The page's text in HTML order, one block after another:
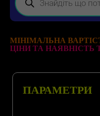
МІНІМАЛЬНА
ЦІНИ ТА НАЯВНІСТЬ
ПАРАМЕТРИ